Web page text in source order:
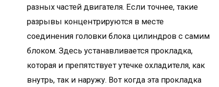
разных частей двигателя. Если точнее, такие
разрывы концентрируются в месте
соединения головки блока цилиндров с самим
блоком. Здесь устанавливается прокладка,
которая и препятствует утечке охладителя, как
внутрь, так и наружу. Вот когда эта прокладка